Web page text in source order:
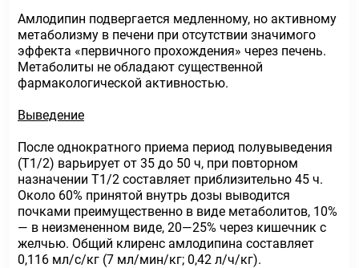
Амлодипин подвергается медленному, но активному
метаболизму в печени при отсутствии значимого
эффекта «первичного прохождения» через печень.
Метаболиты не обладают существенной
фармакологической активностью.
Выведение
После однократного приема период полувыведения
(Т1/2) варьирует от 35 до 50 ч, при повторном
назначении Т1/2 составляет приблизительно 45 ч.
Около 60% принятой внутрь дозы выводится
почками преимущественно в виде метаболитов, 10%
— в неизмененном виде, 20—25% через кишечник с
желчью. Общий клиренс амлодипина составляет
0,116 мл/с/кг (7 мл/мин/кг; 0,42 л/ч/кг).